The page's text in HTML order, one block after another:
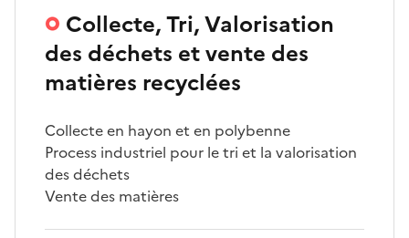
Collecte, Tri, Valorisation
des déchets et vente des
matières recyclées
Collecte en hayon et en polybenne
Process industriel pour le tri et la valorisation
des déchets
Vente des matières